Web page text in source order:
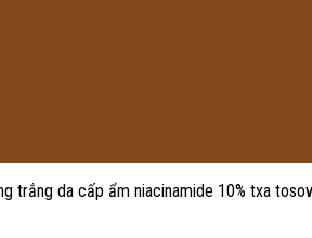
trắng da cấp ẩm niacinamide 10% txa